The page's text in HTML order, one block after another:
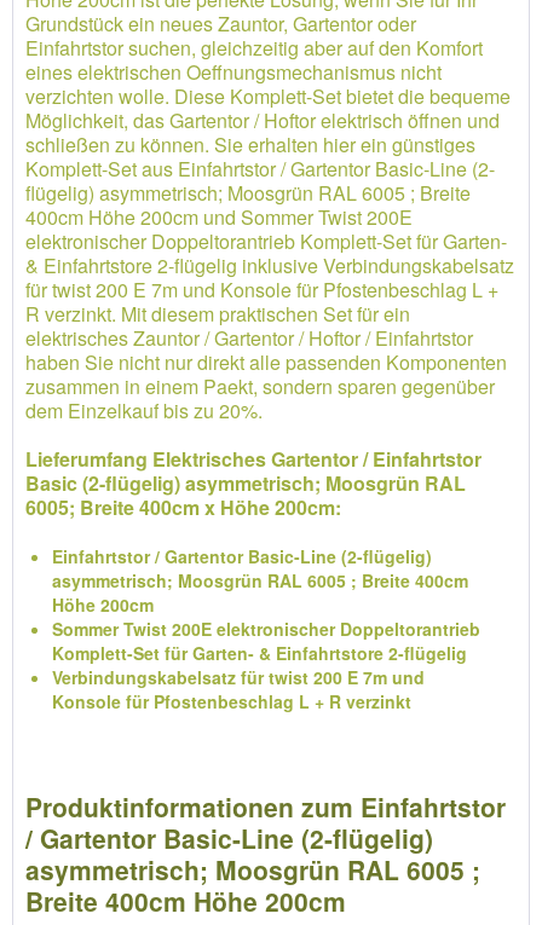
Grundstück ein neues Zauntor, Gartentor oder
Einfahrtstor suchen, gleichzeitig aber auf den Komfort
eines elektrischen Oeffnungsmechanismus nicht
verzichten wolle. Diese Komplett-Set bietet die bequeme
Möglichkeit, das Gartentor / Hoftor elektrisch öffnen und
schließen zu können. Sie erhalten hier ein günstiges
Komplett-Set aus Einfahrtstor / Gartentor Basic-Line (2-
flügelig) asymmetrisch; Moosgrün RAL 6005 ; Breite
400cm Höhe 200cm und Sommer Twist 200E
elektronischer Doppeltorantrieb Komplett-Set für Garten-
& Einfahrtstore 2-flügelig inklusive Verbindungskabelsatz
für twist 200 E 7m und Konsole für Pfostenbeschlag L +
R verzinkt. Mit diesem praktischen Set für ein
elektrisches Zauntor / Gartentor / Hoftor / Einfahrtstor
haben Sie nicht nur direkt alle passenden Komponenten
zusammen in einem Paekt, sondern sparen gegenüber
dem Einzelkauf bis zu 20%.
Lieferumfang Elektrisches Gartentor / Einfahrtstor
Basic (2-flügelig) asymmetrisch; Moosgrün RAL
6005; Breite 400cm x Höhe 200cm:
Einfahrtstor / Gartentor Basic-Line (2-flügelig)
asymmetrisch; Moosgrün RAL 6005 ; Breite 400cm
Höhe 200cm
Sommer Twist 200E elektronischer Doppeltorantrieb
Komplett-Set für Garten- & Einfahrtstore 2-flügelig
Verbindungskabelsatz für twist 200 E 7m und
Konsole für Pfostenbeschlag L + R verzinkt
Produktinformationen zum Einfahrtstor
/ Gartentor Basic-Line (2-flügelig)
asymmetrisch; Moosgrün RAL 6005 ;
Breite 400cm Höhe 200cm